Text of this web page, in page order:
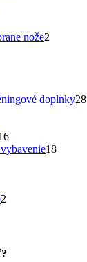
nože2
doplnky28
18
2